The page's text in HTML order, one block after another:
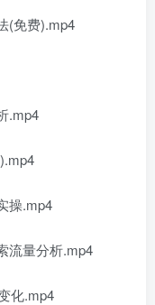
(免费).mp4
.mp4
操.mp4
流量分析.mp4
化.mp4